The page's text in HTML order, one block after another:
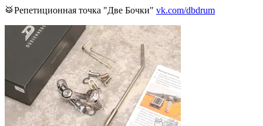
🥁Репетиционная точка "Две Бочки" vk.com/dbdrum